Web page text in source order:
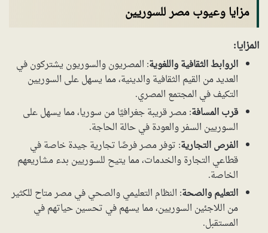
مزايا وعيوب مصر للسوريين
المزايا:
الروابط الثقافية واللغوية: المصريون والسوريون يشتركون في
العديد من القيم الثقافية والدينية، مما يسهل على السوريين
التكيف في المجتمع المصري.
قرب المسافة: مصر قريبة جغرافيًا من سوريا، مما يسهل على
السوريين السفر والعودة في حالة الحاجة.
الفرص التجارية: توفر مصر فرصًا تجارية جيدة خاصة في
قطاعي التجارة والخدمات، مما يتيح للسوريين بدء مشاريعهم
الخاصة.
التعليم والصحة: النظام التعليمي والصحي في مصر متاح للكثير
من اللاجئين السوريين، مما يسهم في تحسين حياتهم في
المستقبل.